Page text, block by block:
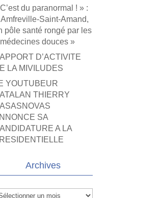
du paranormal ! » :
Saint-Amand,
pôle santé rongé par les
douces »
D’ACTIVITE
LA MIVILUDES
YOUTUBEUR
THIERRY
SA
A LA
Archives